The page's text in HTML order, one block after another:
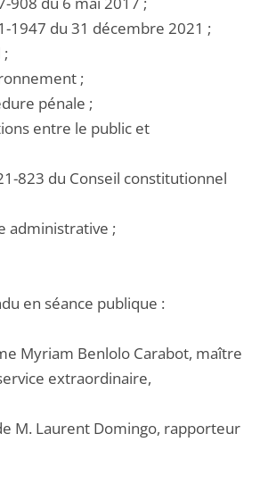
1947 du 31 décembre 2021 ;
;
pénale ;
entre le public et
823 du Conseil constitutionnel
administrative ;
en séance publique :
Myriam Benlolo Carabot, maître
extraordinaire,
M. Laurent Domingo, rapporteur